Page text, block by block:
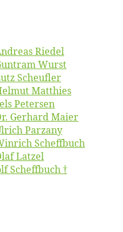
Riedel
Wurst
Scheufler
Matthies
Petersen
Ger­hard Maier
Parzany
Scheffbuch
Latzel
Scheffbuch †